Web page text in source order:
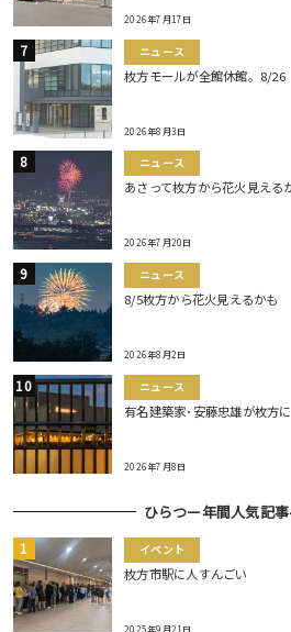
2026年7月17日
ニュース
枚方モールが全館休館。8/26
2026年8月3日
ニュース
あさって枚方から花火見える
2026年7月20日
ニュース
8/5枚方から花火見えるかも
2026年8月2日
ニュース
有名建築家･安藤忠雄が枚方に
2026年7月8日
ひらつー年間人気記
イベント
枚方市駅に人すんごい
2025年9月21日